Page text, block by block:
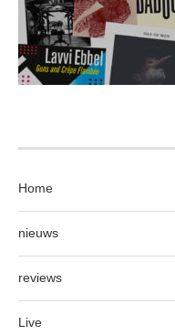
Home
nieuws
reviews
Live